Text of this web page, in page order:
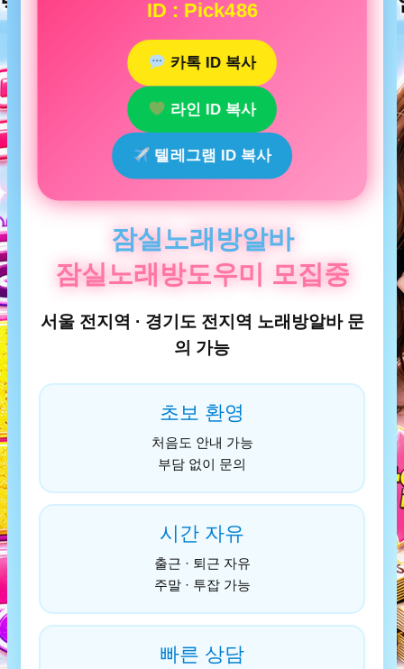
ID : Pick486
카톡 ID 복사
라인 ID 복사
텔레그램 ID 복사
잠실노래방알바
잠실노래방도우미 모집중
서울 전지역 · 경기도 전지역 노래방알바 문
의 가능
초보 환영
처음도 안내 가능
부담 없이 문의
시간 자유
출근 · 퇴근 자유
주말 · 투잡 가능
빠른 상담